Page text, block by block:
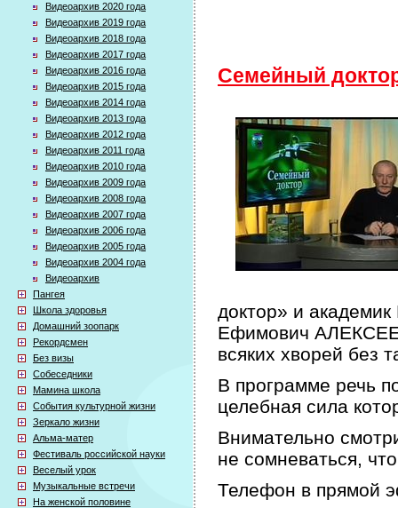
Видеоархив 2020 года
Видеоархив 2019 года
Видеоархив 2018 года
Видеоархив 2017 года
Видеоархив 2016 года
Видеоархив 2015 года
Видеоархив 2014 года
Видеоархив 2013 года
Видеоархив 2012 года
Видеоархив 2011 года
Видеоархив 2010 года
Видеоархив 2009 года
Видеоархив 2008 года
Видеоархив 2007 года
Видеоархив 2006 года
Видеоархив 2005 года
Видеоархив 2004 года
Видеоархив
Пангея
Школа здоровья
Домашний зоопарк
Рекордсмен
Без визы
Собеседники
Мамина школа
События культурной жизни
Зеркало жизни
Альма-матер
Фестиваль российской науки
Веселый урок
Музыкальные встречи
На женской половине
Семейный
доктор» и
Ефимович
всяких хворей без
В программе речь
целебная сила
Внимательно
не сомневаться,
Телефон в прямой